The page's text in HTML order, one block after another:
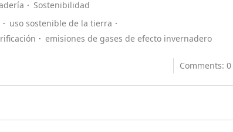
Sostenibilidad
uso sostenible de la tierra
emisiones de gases de efecto invernadero
Comments: 0